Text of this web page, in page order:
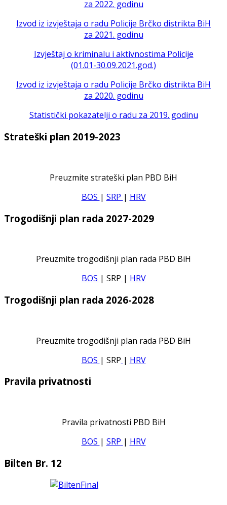
za 2022. godinu
Izvod iz izvještaja o radu Policije Brčko distrikta BiH
za 2021. godinu
Izvještaj o kriminalu i aktivnostima Policije
(01.01-30.09.2021.god.)
Izvod iz izvještaja o radu Policije Brčko distrikta BiH
za 2020. godinu
Statistički pokazatelji o radu za 2019. godinu
Strateški plan 2019-2023
Preuzmite strateški plan PBD BiH
BOS | SRP | HRV
Trogodišnji plan rada 2027-2029
Preuzmite trogodišnji plan rada PBD BiH
BOS | SRP | HRV
Trogodišnji plan rada 2026-2028
Preuzmite trogodišnji plan rada PBD BiH
BOS | SRP | HRV
Pravila privatnosti
Pravila privatnosti PBD BiH
BOS | SRP | HRV
Bilten Br. 12